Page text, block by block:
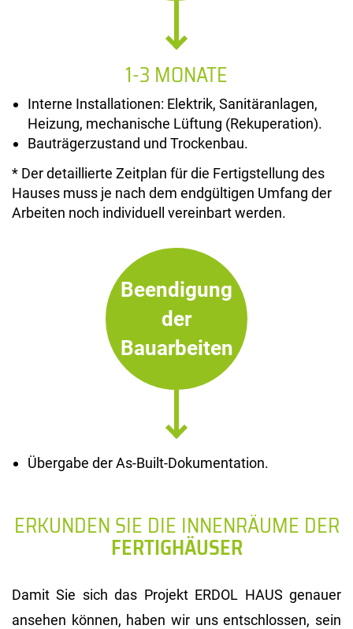
1-3 MONATE
Interne Installationen: Elektrik, Sanitäranlagen,
Heizung, mechanische Lüftung (Rekuperation).
Bauträgerzustand und Trockenbau.
* Der detaillierte Zeitplan für die Fertigstellung des
Hauses muss je nach dem endgültigen Umfang der
Arbeiten noch individuell vereinbart werden.
Beendigung
der
Bauarbeiten
Übergabe der As-Built-Dokumentation.
ERKUNDEN SIE DIE INNENRÄUME DER
FERTIGHÄUSER
Damit Sie sich das Projekt ERDOL HAUS genauer
ansehen können, haben wir uns entschlossen, sein